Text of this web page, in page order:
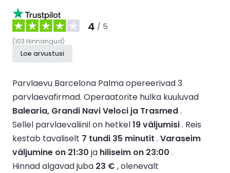
4 / 5
(103 Hinnangud)
Loe arvustusi
Parvlaevu Barcelona Palma opereerivad 3
parvlaevafirmad. Operaatorite hulka kuuluvad
Balearia, Grandi Navi Veloci ja Trasmed.
Sellel parvlaevaliinil on hetkel19 väljumisi. Reis
kestab tavaliselt 7 tundi 35 minutit . Varaseim
väljumine on 21:30 ja hiliseim on 23:00 .
Hinnad algavad juba 23 € , olenevalt